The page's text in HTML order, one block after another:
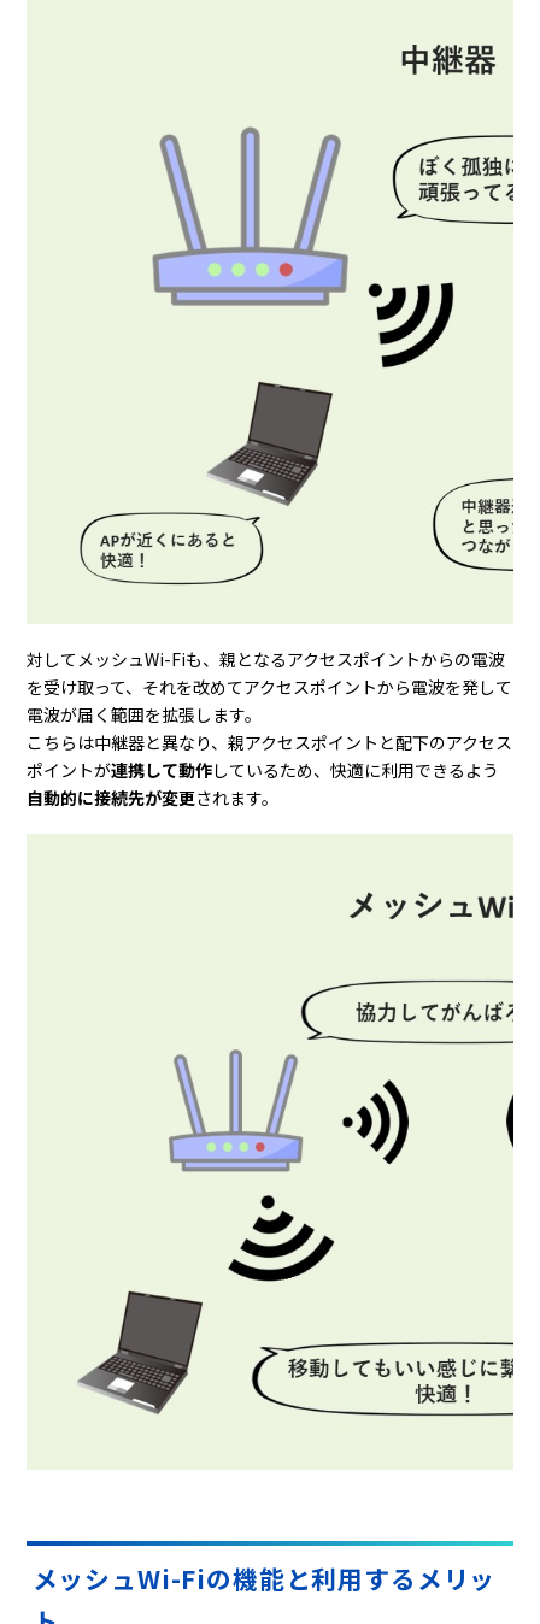
対してメッシュWi-Fiも、親となるアクセスポイントからの電波
を受け取って、それを改めてアクセスポイントから電波を発して
電波が届く範囲を拡張します。
こちらは中継器と異なり、親アクセスポイントと配下のアクセス
ポイントが連携して動作しているため、快適に利用できるよう
自動的に接続先が変更されます。
メッシュWi-Fiの機能と利用するメリッ